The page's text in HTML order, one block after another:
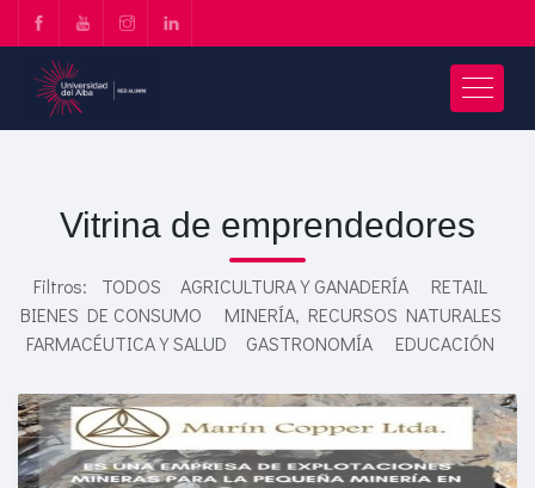
Vitrina de emprendedores
Filtros: TODOS AGRICULTURA Y GANADERÍA
RETAIL
BIENES DE CONSUMO
MINERÍA, RECURSOS NATURALES
FARMACÉUTICA Y SALUD
GASTRONOMÍA EDUCACIÓN